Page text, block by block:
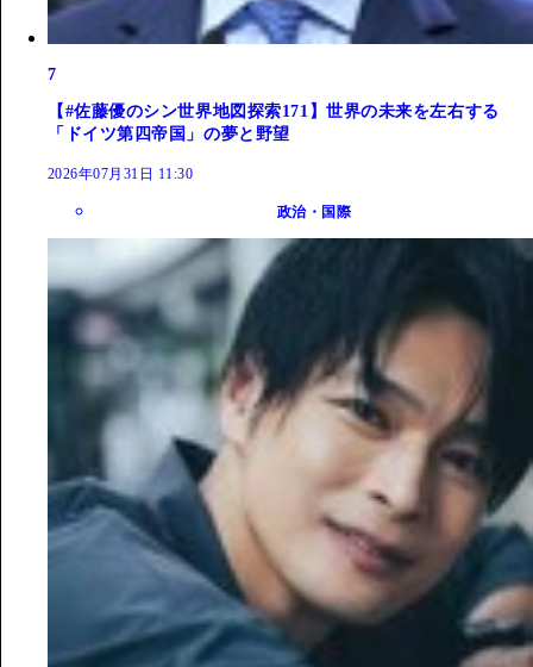
7
【#佐藤優のシン世界地図探索171】世界の未来を左右する
「ドイツ第四帝国」の夢と野望
2026年07月31日 11:30
政治・国際